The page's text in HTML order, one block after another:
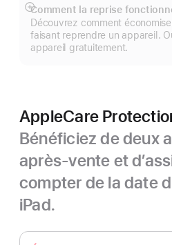
Comment la reprise
Découvrez comment
faisant reprendre un appareil.
appareil gratuitement.
Afficher
plus
AppleCare
Bénéficiez de deux
après-vente et
compter de la date
iPad.